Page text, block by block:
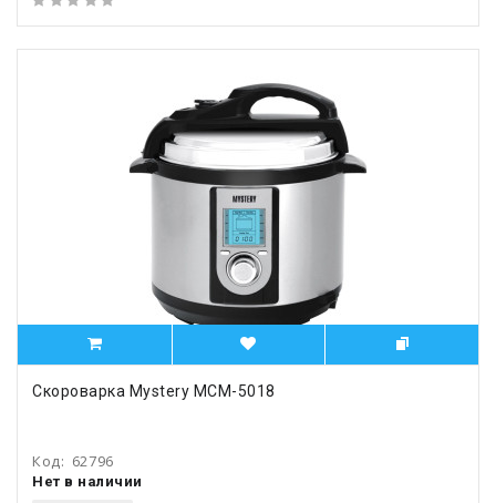
Скороварка Mystery MCM-5018
Код: 62796
Нет в наличии